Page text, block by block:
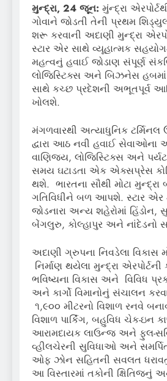
મુન્દ્રા, 24 જૂન: મુંન્દ્રા
ગોવાને જોડતી તેની પ્રથમ
શરૂ કરવાની અદાણી મુન્દ્રા
સ્ટાર એર સાથે વ્યૂહાત્મક
મહત્વનું હવાઈ જોડાણ સંપૂર્ણ
લોજિસ્ટિક્સ અને બિઝનેસ હબમાં
સાથે કચ્છ પ્રદેશની અભૂતપૂર્વ
ખોલશે.
મંગળવારથી અત્યાધુનિક ટર્મિનલ
દ્વારા આઠ નવી હવાઈ સેવાઓના
વાણિજ્ય, લોજિસ્ટિક્સ અને
સમય ઘટાડતા એક એક્સપ્રેસ
થશે. ભારતના સૌથી મોટા મુન્દ્રા
ગતિવિધીને બળ આપશે. સ્ટાર એર
જોડનારા અન્ય શહેરોમાં હિંડોન,
બેંગલુરુ, કોલ્હાપુર અને નાંદેડનો
અદાણી ગ્રુપના નિવડેલા વિકાસ
નિર્માણ થયેલા મુન્દ્રા એરપોર્ટની
ભવિષ્યના વિકાસ અને વિવિધ
અને કાર્ગો વિમાનોનું સંચાલન
૧,૯૦૦ મીટરનો વિશાળ રનવે
વિશાળ પાર્કિંગ, બહુવિધ ચેક-ઇન
આરામદાયક લાઉન્જ અને ફુલ-
વ્હીલચેરની સુવિધાઓ અને
ઓફ ઝોન સહિતની સવલત
આ વિસ્તારમાં તકોની ક્ષિતિજનું